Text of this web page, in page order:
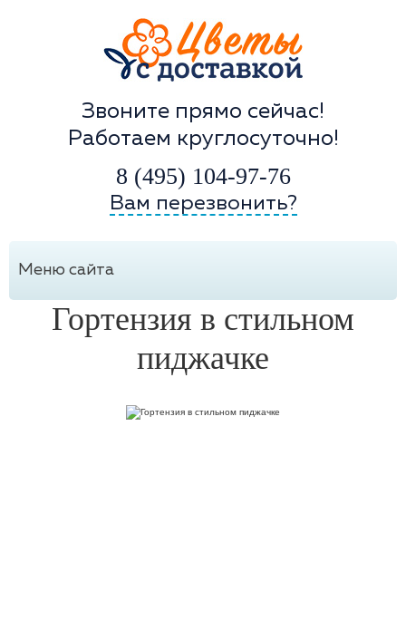
Звоните прямо сейчас!
Работаем круглосуточно!
8 (495) 104-97-76
Вам перезвонить?
Меню сайта
Гортензия в стильном
пиджачке